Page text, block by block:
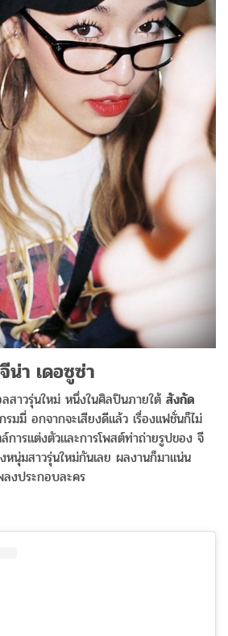
จีน่า เดอซูซ่า
สาวรุ่นใหม่ หนึ่งในศิลปินภายใต้ สังกัด
รมมี่ อกจากจะเสียงดีแล้ว เรื่องแฟชั่นก็ไม่
การแต่งตัวและการโพสต์ท่าถ่ายรูปของ จี
หนุ่มสาวรุ่นใหม่กันเลย ผลงานก็มาแน่น
ลงประกอบละคร